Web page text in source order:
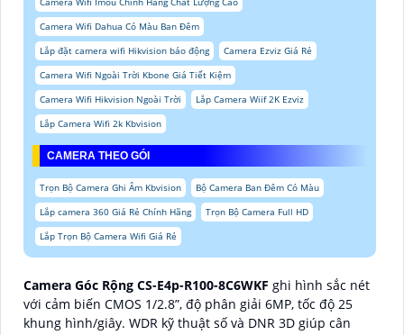
Camera Wifi Dahua Có Màu Ban Đêm
Lắp đặt camera wifi Hikvision báo động
Camera Ezviz Giá Rẻ
Camera Wifi Ngoài Trời Kbone Giá Tiết Kiệm
Camera Wifi Hikvision Ngoài Trời
Lắp Camera Wiif 2K Ezviz
Lắp Camera Wifi 2k Kbvision
CAMERA THEO GÓI
Trọn Bộ Camera Ghi Âm Kbvision
Bộ Camera Ban Đêm Có Màu
Lắp camera 360 Giá Rẻ Chính Hãng
Trọn Bộ Camera Full HD
Lắp Trọn Bộ Camera Wifi Giá Rẻ
Camera Góc Rộng CS-E4p-R100-8C6WKF ghi hình sắc nét
với cảm biến CMOS 1/2.8”, độ phân giải 6MP, tốc độ 25
khung hình/giây. WDR kỹ thuật số và DNR 3D giúp cân